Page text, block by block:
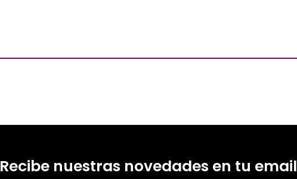
Recibe nuestras novedades en tu email